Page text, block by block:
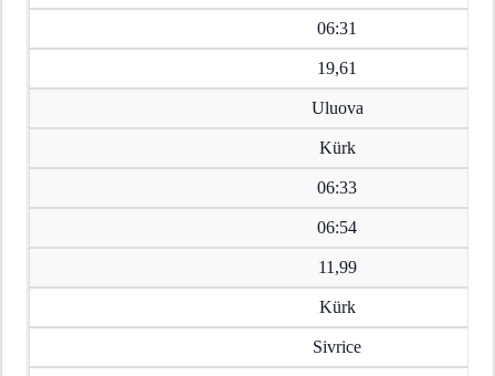
06:31
19,61
Uluova
Kürk
06:33
06:54
11,99
Kürk
Sivrice